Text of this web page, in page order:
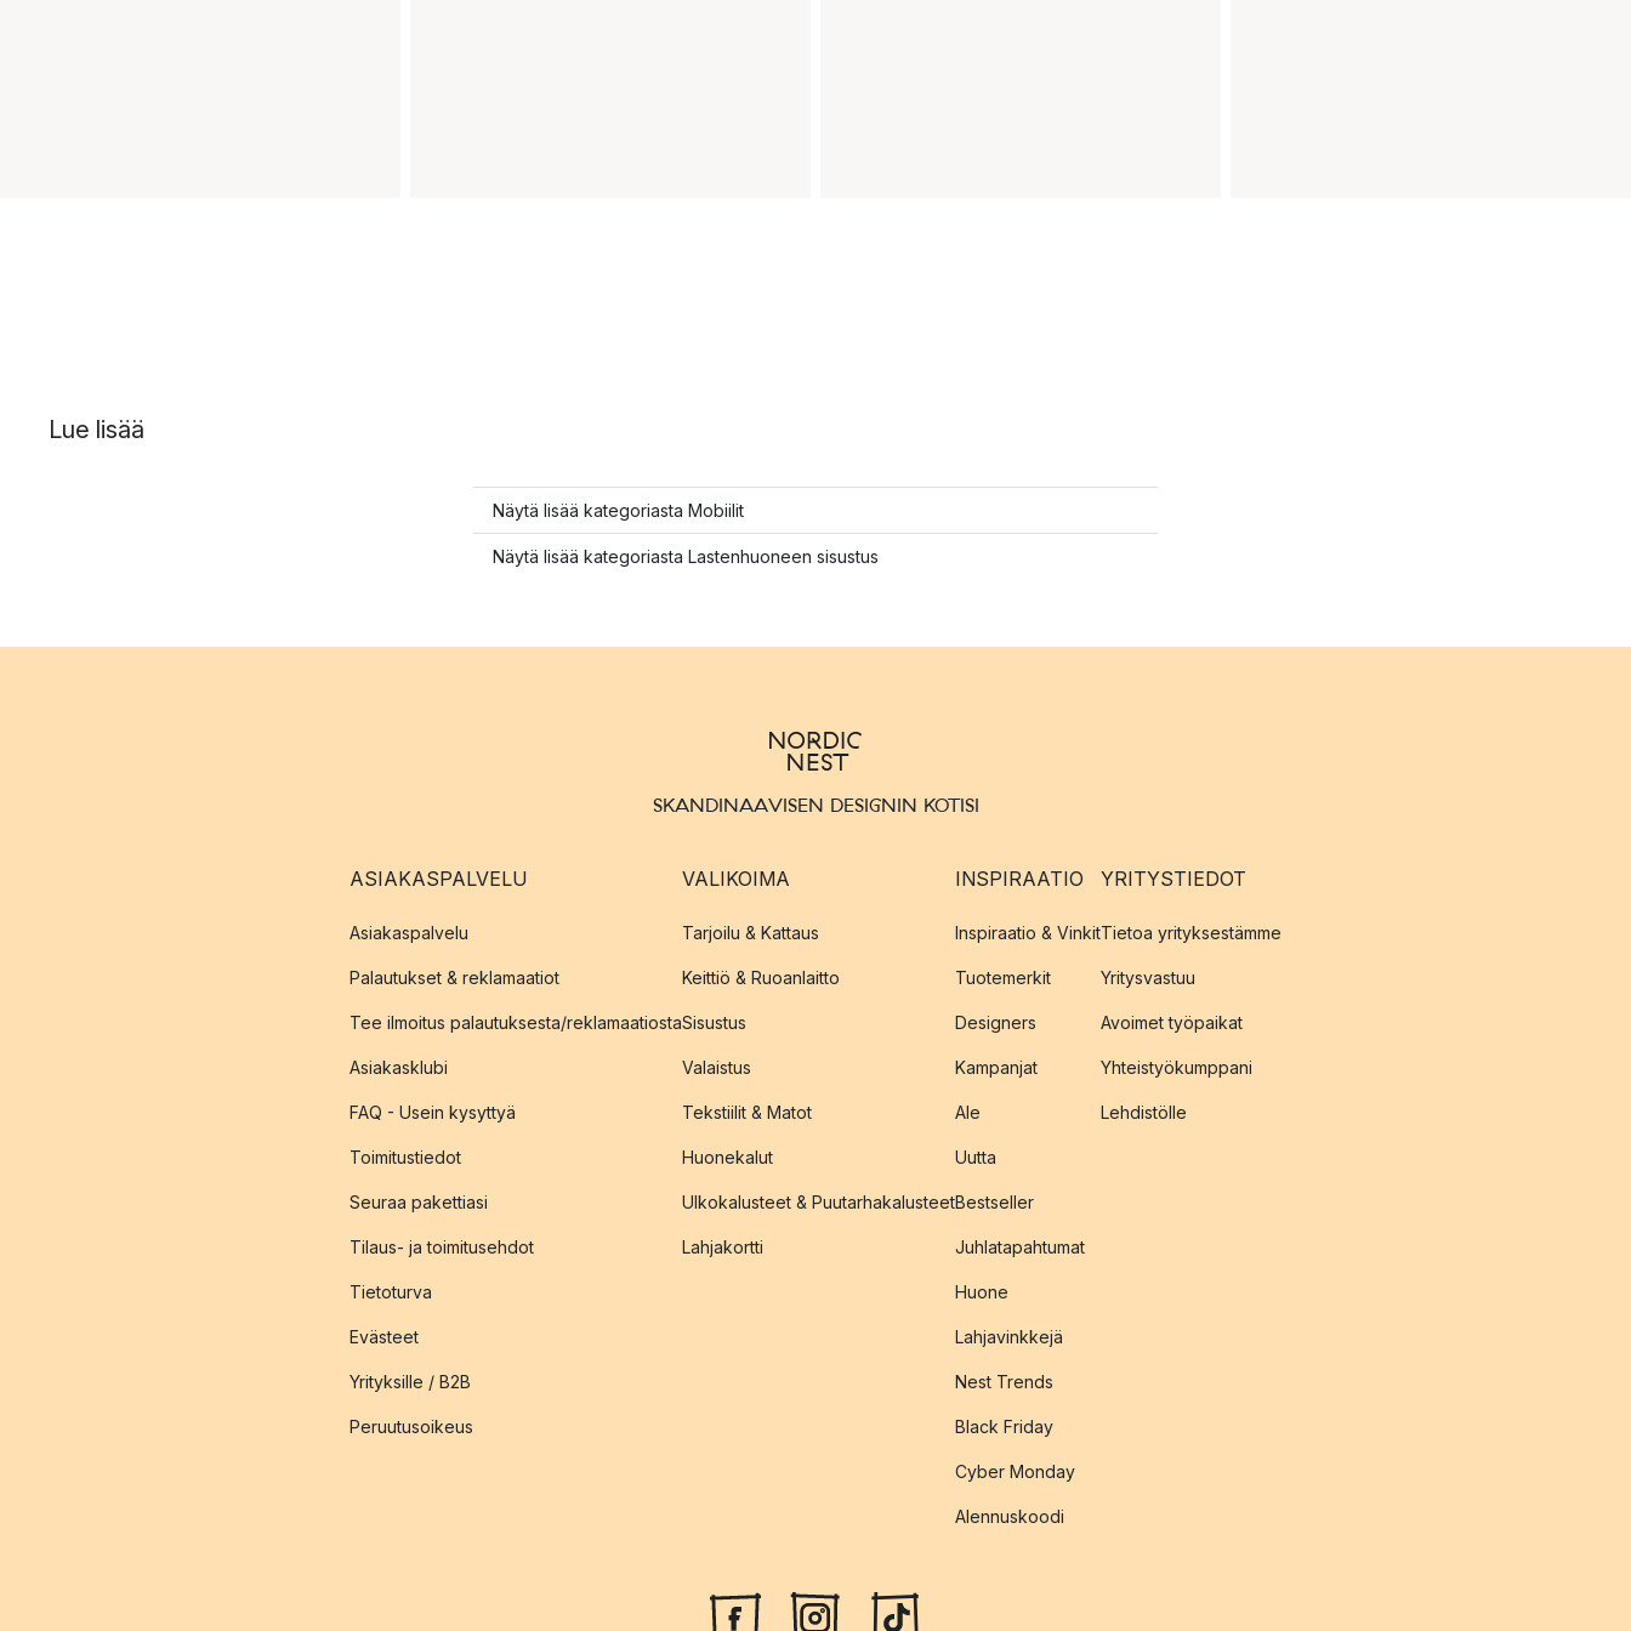
Lue lisää
Näytä lisää kategoriasta Mobiilit
Näytä lisää kategoriasta Lastenhuoneen sisustus
SKANDINAAVISEN DESIGNIN KOTISI
ASIAKASPALVELU
Asiakaspalvelu
Palautukset & reklamaatiot
Tee ilmoitus palautuksesta/reklamaatiosta
Asiakasklubi
FAQ - Usein kysyttyä
Toimitustiedot
Seuraa pakettiasi
Tilaus- ja toimitusehdot
Tietoturva
Evästeet
Yrityksille / B2B
Peruutusoikeus
VALIKOIMA
Tarjoilu & Kattaus
Keittiö & Ruoanlaitto
Sisustus
Valaistus
Tekstiilit & Matot
Huonekalut
Ulkokalusteet & Puutarhakalusteet
Lahjakortti
INSPIRAATIO
Inspiraatio & Vinkit
Tuotemerkit
Designers
Kampanjat
Ale
Uutta
Bestseller
Juhlatapahtumat
Huone
Lahjavinkkejä
Nest Trends
Black Friday
Cyber Monday
Alennuskoodi
YRITYSTIEDOT
Tietoa yrityksestämme
Yritysvastuu
Avoimet työpaikat
Yhteistyökumppani
Lehdistölle